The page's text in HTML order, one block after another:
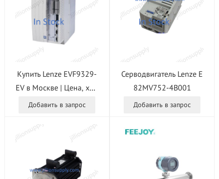
Купить Lenze EVF9329-
EV в Москве | Цена, хар
актеристики
Добавить в запрос
Серводвигатель Lenze E
82MV752-4B001
Добавить в запрос